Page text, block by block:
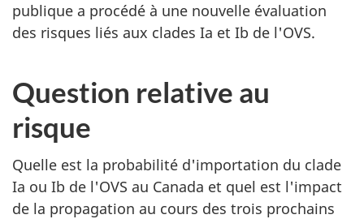
publique a procédé à une nouvelle évaluation
des risques liés aux clades Ia et Ib de l'OVS.
Question relative au
risque
Quelle est la probabilité d'importation du clade
Ia ou Ib de l'OVS au Canada et quel est l'impact
de la propagation au cours des trois prochains